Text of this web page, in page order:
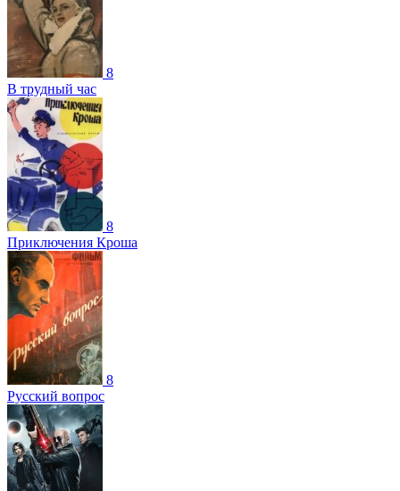
8
В трудный час
8
Приключения Кроша
8
Русский вопрос